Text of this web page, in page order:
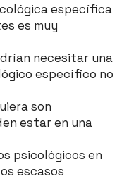
específica
es muy
necesitar una
específico no
son
estar en una
psicológicos en
escasos